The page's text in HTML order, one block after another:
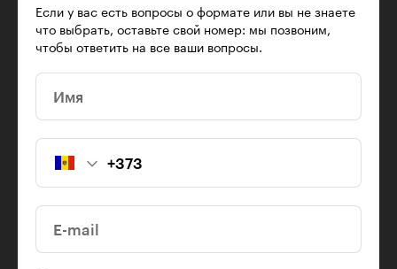
Если у вас есть вопросы о формате или вы не знаете
что выбрать, оставьте свой номер: мы позвоним,
чтобы ответить на все ваши вопросы.
Имя
E-mail